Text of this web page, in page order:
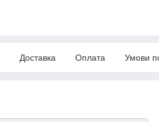
Доставка Оплата Умови